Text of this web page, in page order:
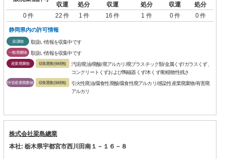
収運
処分 収運 処分 収運
処分
0 件
22 件 1 件 16 件 1 件 0 件 0 件
静岡県内の許可情報
資源物 取扱い情報を収集中です
一般廃棄物 取扱い情報を収集中です
産業廃棄物 収集運搬(保積無)
汚泥/廃油/廃酸/廃アルカリ/廃プラスチック類/金属くず/ガラスくず、
コンクリートくずおよび陶磁器くず/木くず/動植物性残さ
特管産業廃棄物 収集運搬(保積無)
引火性廃油/腐食性廃酸/腐食性廃アルカリ/感染性産業廃棄物/有害廃
アルカリ
株式会社梁島總業
本社: 栃木県宇都宮市西川田南１－１６－８